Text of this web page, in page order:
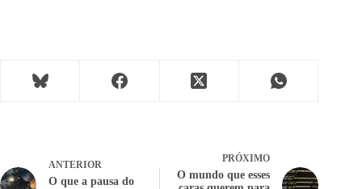
ANTERIOR
O que a pausa do
PRÓXIMO
O mundo que esses